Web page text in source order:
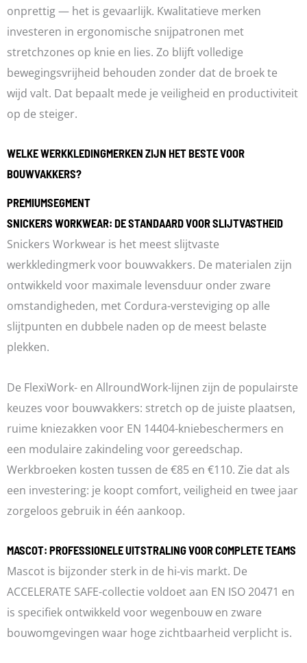
onprettig — het is gevaarlijk. Kwalitatieve merken
investeren in ergonomische snijpatronen met
stretchzones op knie en lies. Zo blijft volledige
bewegingsvrijheid behouden zonder dat de broek te
wijd valt. Dat bepaalt mede je veiligheid en productiviteit
op de steiger.
WELKE WERKKLEDINGMERKEN ZIJN HET BESTE VOOR
BOUWVAKKERS?
PREMIUMSEGMENT
SNICKERS WORKWEAR: DE STANDAARD VOOR SLIJTVASTHEID
Snickers Workwear is het meest slijtvaste
werkkledingmerk voor bouwvakkers. De materialen zijn
ontwikkeld voor maximale levensduur onder zware
omstandigheden, met Cordura-versteviging op alle
slijtpunten en dubbele naden op de meest belaste
plekken.
De FlexiWork- en AllroundWork-lijnen zijn de populairste
keuzes voor bouwvakkers: stretch op de juiste plaatsen,
ruime kniezakken voor EN 14404-kniebeschermers en
een modulaire zakindeling voor gereedschap.
Werkbroeken kosten tussen de €85 en €110. Zie dat als
een investering: je koopt comfort, veiligheid en twee jaar
zorgeloos gebruik in één aankoop.
MASCOT: PROFESSIONELE UITSTRALING VOOR COMPLETE TEAMS
Mascot is bijzonder sterk in de hi-vis markt. De
ACCELERATE SAFE-collectie voldoet aan EN ISO 20471 en
is specifiek ontwikkeld voor wegenbouw en zware
bouwomgevingen waar hoge zichtbaarheid verplicht is.